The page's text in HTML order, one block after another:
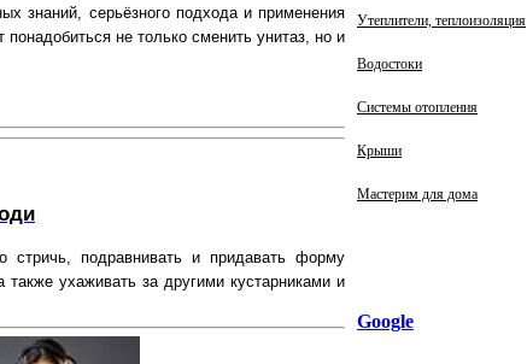
знаний, серьёзного подхода и применения
не только сменить унитаз, но и
стричь, подравнивать и придавать форму
ухаживать за другими кустарниками и
Утеплители, теплоизоляция
Водостоки
Системы отопления
Крыши
Мастерим для дома
Google